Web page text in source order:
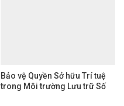
Bảo vệ Quyền Sở hữu Trí tuệ
trong Môi trường Lưu trữ Số